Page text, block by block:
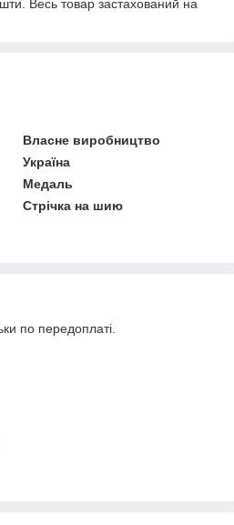
Весь товар застахований на
Власне виробництво
Україна
Медаль
Стрічка на шию
по передоплаті.